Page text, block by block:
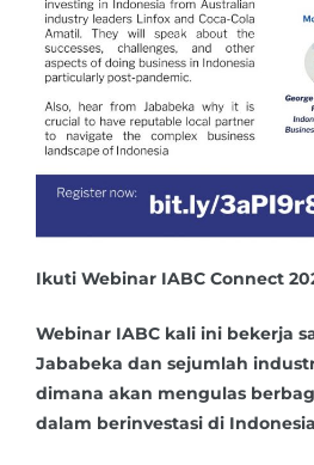
Ikuti Webinar IABC Connect
Webinar IABC kali ini bekerja
Jababeka dan sejumlah
dimana akan mengulas
dalam berinvestasi di